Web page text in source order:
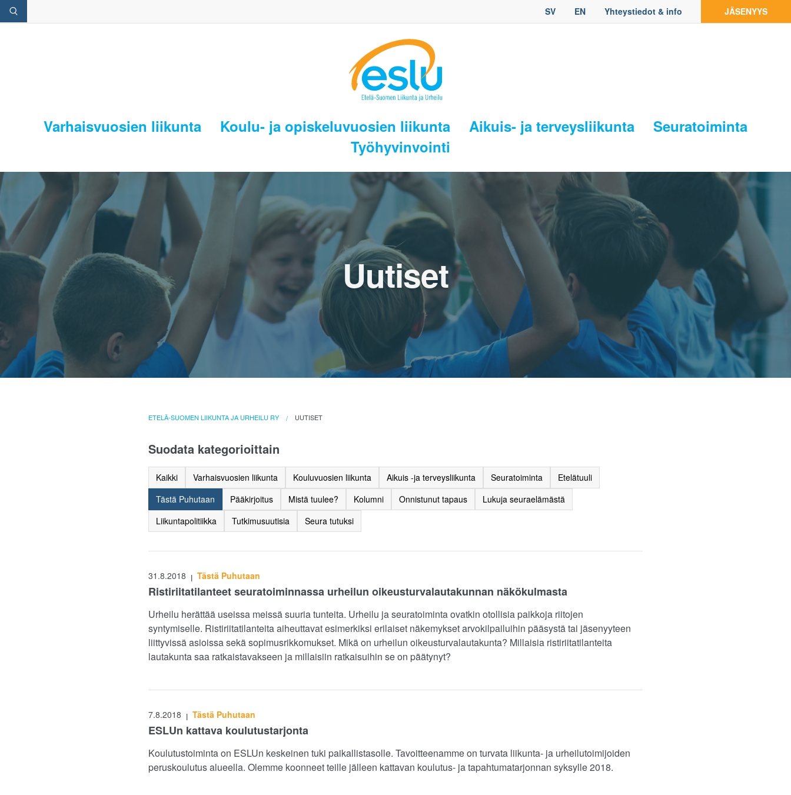
SV EN Yhteystiedot & info JÄSENYYS
Varhaisvuosien liikunta Koulu- ja opiskeluvuosien liikunta Aikuis- ja terveysliikunta
Seuratoiminta
Työhyvinvointi
Uutiset
ETELÄ-SUOMEN LIIKUNTA JA URHEILU RY UUTISET
Suodata kategorioittain
Kaikki Varhaisvuosien liikunta Kouluvuosien liikunta Aikuis -ja terveysliikunta Seuratoiminta
Etelätuuli
Tästä Puhutaan
Pääkirjoitus Mistä tuulee? Kolumni Onnistunut tapaus
Lukuja seuraelämästä
Liikuntapolitiikka
Tutkimusuutisia Seura tutuksi
31.8.2018 | Tästä Puhutaan
Ristiriitatilanteet seuratoiminnassa urheilun oikeusturvalautakunnan näkökulmasta
Urheilu herättää useissa meissä suuria tunteita. Urheilu ja seuratoiminta ovatkin otollisia paikkoja riitojen
syntymiselle. Ristiriitatilanteita aiheuttavat esimerkiksi erilaiset näkemykset arvokilpailuihin pääsystä tai jäsenyyteen
liittyvissä asioissa sekä sopimusrikkomukset. Mikä on urheilun oikeusturvalautakunta? Millaisia ristiriitatilanteita
lautakunta saa ratkaistavakseen ja millaisiin ratkaisuihin se on päätynyt?
7.8.2018 | Tästä Puhutaan
ESLUn kattava koulutustarjonta
Koulutustoiminta on ESLUn keskeinen tuki paikallistasolle. Tavoitteenamme on turvata liikunta- ja urheilutoimijoiden
peruskoulutus alueella. Olemme koonneet teille jälleen kattavan koulutus- ja tapahtumatarjonnan syksylle 2018.